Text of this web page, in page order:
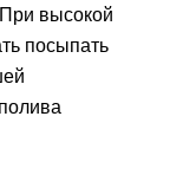
высокой
посыпать